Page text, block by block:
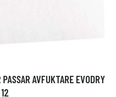
AVFUKTARE EVODRY
12